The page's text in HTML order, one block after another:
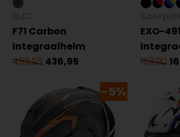
F71 Carbon
Integraalhelm
459,95 436,95
EXO-
169,90
-5%